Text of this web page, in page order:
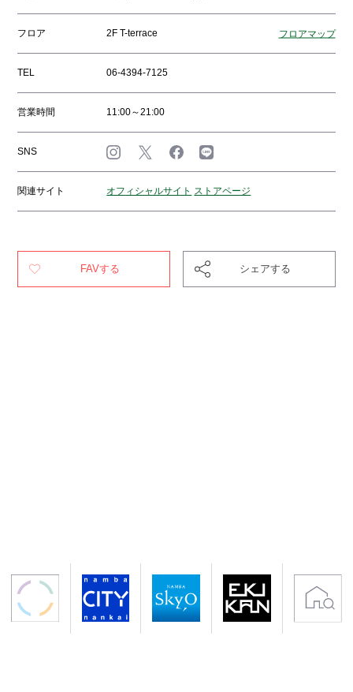
フロア 2F T-terrace フロアマップ
TEL 06-4394-7125
営業時間 11:00～21:00
SNS
関連サイト オフィシャルサイト ストアページ
FAVする シェアする